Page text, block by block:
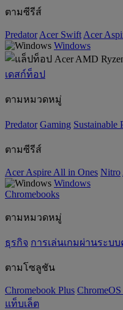
ตามซีรีส์
Predator Acer Swift Acer
Windows
เดสก์ท็อป
ตามหมวดหมู่
Predator Gaming ‌Sustainable
ตามซีรีส์
Acer Aspire All in Ones Nitro
Windows
Chromebooks
ตามหมวดหมู่
ธุรกิจ การเล่นเกมผ่านระบ
ตามโซลูชัน
Chromebook Plus
แท็บเล็ต